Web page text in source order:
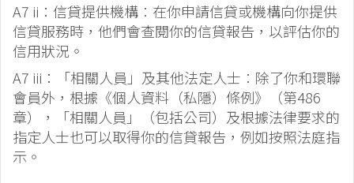
A7 ii：信貸提供機構︰在你申請信貸或機構向你提供
信貸服務時，他們會查閱你的信貸報告，以評估你的
信用狀況。
A7 iii：「相關人員」及其他法定人士︰除了你和環聯
會員外，根據《個人資料（私隱）條例》（第486
章），「相關人員」（包括公司）及根據法律要求的
指定人士也可以取得你的信貸報告，例如按照法庭指
示。